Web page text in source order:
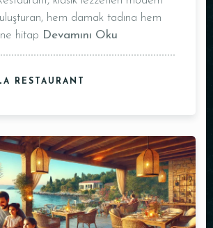
hem damak tadına hem
hitap Devamını Oku
RESTAURANT